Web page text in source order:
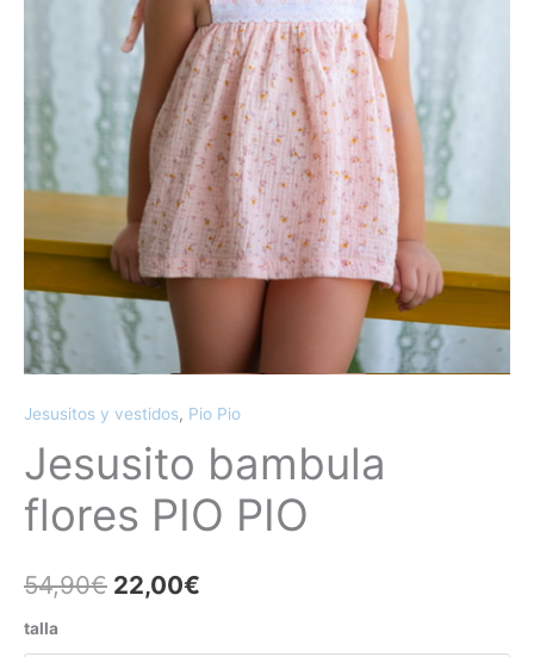
Jesusitos y vestidos, Pio Pio
Jesusito bambula
flores PIO PIO
54,90€ 22,00€
talla